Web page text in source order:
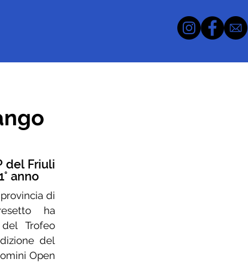
del Friuli
anno
di
ha
Trofeo
Open